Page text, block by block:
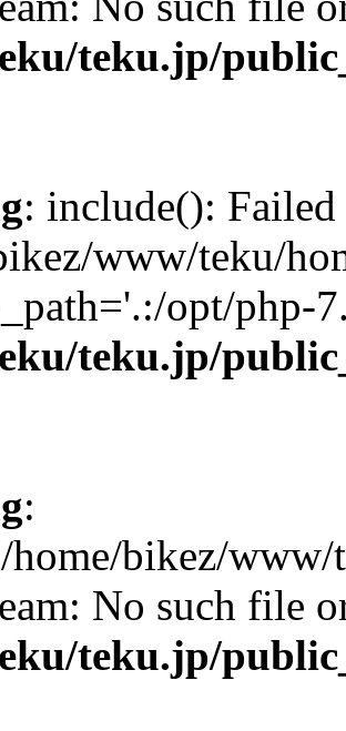
teku.jp/
: include():
www/teku/
opt/php-
teku.jp/
:
bikez/
No such file
teku.jp/